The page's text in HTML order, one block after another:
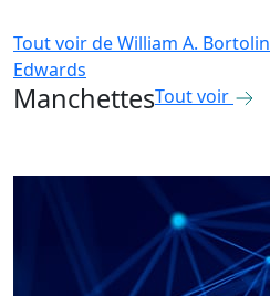
Tout voir deWilliam A. Bortolin
Edwards
ManchettesTout voir